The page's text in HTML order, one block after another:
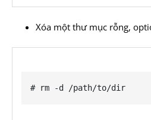
Xóa một thư mục rỗng,
# rm -d /path/to/dir